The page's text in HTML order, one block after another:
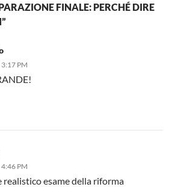
FINALE: PERCHÉ DIRE
PM
PM
esame della riforma